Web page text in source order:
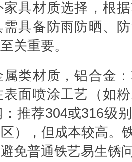
家具材质选择，根
需具备防雨防晒、
关重要。
属类材质，铝合金
表面喷涂工艺（如
推荐304或316级
），但成本较高。
免普通铁艺易生锈